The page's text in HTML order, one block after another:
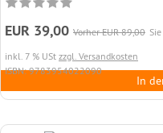
EUR 39,00 Vorher EUR 89,00
inkl. 7 % USt zzgl. Versandkosten
ISBN: 9783954022090
In